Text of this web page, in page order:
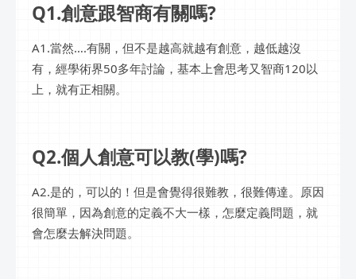
Q1.創意跟智商有關嗎?
A1.當然….有關，但不是越高就越有創意，越低越沒
有，經學術界50多年討論，基本上會思考又智商120以
上，就有正相關。
Q2.個人創意可以教(學)嗎?
A2.是的，可以的！但是會覺得很難教，很難傳達。原因
很簡單，因為創意的定義不大一樣，怎麼定義問題，就
會怎麼去解決問題。